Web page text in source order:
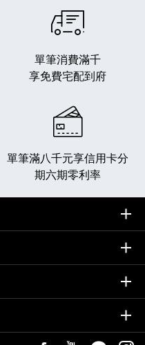
單筆消費滿千
享免費宅配到府
單筆滿八千元享信用卡分
期六期零利率